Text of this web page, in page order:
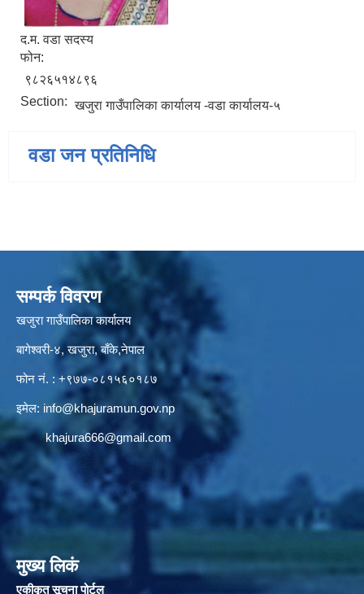
द.म. वडा सदस्य
फोन:
९८२६५१४८९६
Section: खजुरा गाउँपालिका कार्यालय -वडा कार्यालय-५
वडा जन प्रतिनिधि
सम्पर्क विवरण
खजुरा गाउँपालिका कार्यालय
बागेश्वरी-४, खजुरा, बाँके,नेपाल
फोन नं. : +९७७-०८१५६०१८७
इमेल: info@khajuramun.gov.np
khajura666@gmail.com
मुख्य लिकं
एकीकृत सूचना पोर्टल